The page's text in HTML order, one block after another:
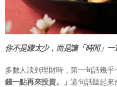
你不是賺太少，而是讓「時間」一
多數人談到理財時，第一句話幾乎
錢一點再來投資。」這句話聽起來